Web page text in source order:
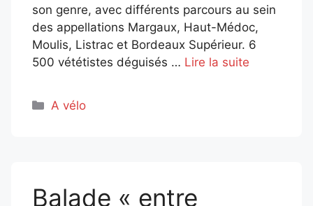
son genre, avec différents parcours au sein
des appellations Margaux, Haut-Médoc,
Moulis, Listrac et Bordeaux Supérieur. 6
500 vététistes déguisés … Lire la suite
Catégories
A vélo
Balade « entre